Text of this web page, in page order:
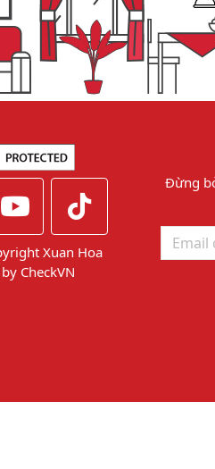
Xuan Hoa
CheckVN
Đừng